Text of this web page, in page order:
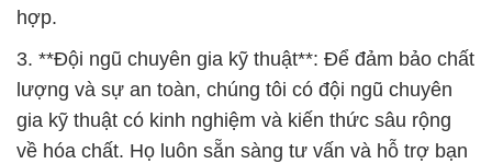
hợp.
3. **Đội ngũ chuyên gia kỹ thuật**: Để đảm bảo chất
lượng và sự an toàn, chúng tôi có đội ngũ chuyên
gia kỹ thuật có kinh nghiệm và kiến thức sâu rộng
về hóa chất. Họ luôn sẵn sàng tư vấn và hỗ trợ bạn